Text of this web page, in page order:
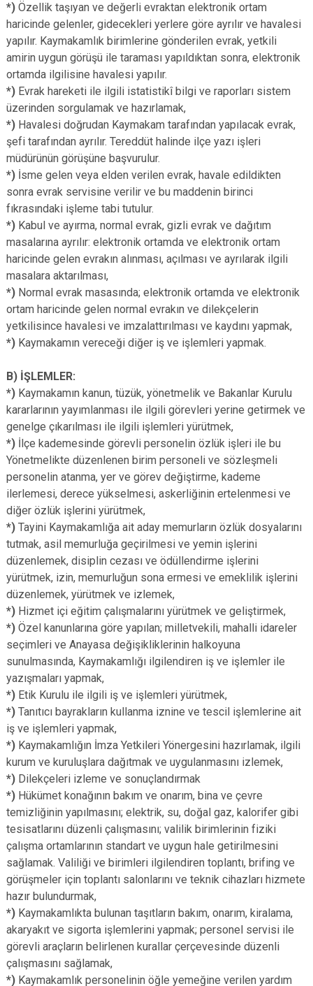
*) Özellik taşıyan ve değerli evraktan elektronik ortam
haricinde gelenler, gidecekleri yerlere göre ayrılır ve havalesi
yapılır. Kaymakamlık birimlerine gönderilen evrak, yetkili
amirin uygun görüşü ile taraması yapıldıktan sonra, elektronik
ortamda ilgilisine havalesi yapılır.
*) Evrak hareketi ile ilgili istatistikî bilgi ve raporları sistem
üzerinden sorgulamak ve hazırlamak,
*) Havalesi doğrudan Kaymakam tarafından yapılacak evrak,
şefi tarafından ayrılır. Tereddüt halinde ilçe yazı işleri
müdürünün görüşüne başvurulur.
*) İsme gelen veya elden verilen evrak, havale edildikten
sonra evrak servisine verilir ve bu maddenin birinci
fıkrasındaki işleme tabi tutulur.
*) Kabul ve ayırma, normal evrak, gizli evrak ve dağıtım
masalarına ayrılır: elektronik ortamda ve elektronik ortam
haricinde gelen evrakın alınması, açılması ve ayrılarak ilgili
masalara aktarılması,
*) Normal evrak masasında; elektronik ortamda ve elektronik
ortam haricinde gelen normal evrakın ve dilekçelerin
yetkilisince havalesi ve imzalattırılması ve kaydını yapmak,
*) Kaymakamın vereceği diğer iş ve işlemleri yapmak.
B) İŞLEMLER:
*) Kaymakamın kanun, tüzük, yönetmelik ve Bakanlar Kurulu
kararlarının yayımlanması ile ilgili görevleri yerine getirmek ve
genelge çıkarılması ile ilgili işlemleri yürütmek,
*) İlçe kademesinde görevli personelin özlük işleri ile bu
Yönetmelikte düzenlenen birim personeli ve sözleşmeli
personelin atanma, yer ve görev değiştirme, kademe
ilerlemesi, derece yükselmesi, askerliğinin ertelenmesi ve
diğer özlük işlerini yürütmek,
*) Tayini Kaymakamlığa ait aday memurların özlük dosyalarını
tutmak, asil memurluğa geçirilmesi ve yemin işlerini
düzenlemek, disiplin cezası ve ödüllendirme işlerini
yürütmek, izin, memurluğun sona ermesi ve emeklilik işlerini
düzenlemek, yürütmek ve izlemek,
*) Hizmet içi eğitim çalışmalarını yürütmek ve geliştirmek,
*) Özel kanunlarına göre yapılan; milletvekili, mahalli idareler
seçimleri ve Anayasa değişikliklerinin halkoyuna
sunulmasında, Kaymakamlığı ilgilendiren iş ve işlemler ile
yazışmaları yapmak,
*) Etik Kurulu ile ilgili iş ve işlemleri yürütmek,
*) Tanıtıcı bayrakların kullanma iznine ve tescil işlemlerine ait
iş ve işlemleri yapmak,
*) Kaymakamlığın İmza Yetkileri Yönergesini hazırlamak, ilgili
kurum ve kuruluşlara dağıtmak ve uygulanmasını izlemek,
*) Dilekçeleri izleme ve sonuçlandırmak
*) Hükümet konağının bakım ve onarım, bina ve çevre
temizliğinin yapılmasını; elektrik, su, doğal gaz, kalorifer gibi
tesisatlarını düzenli çalışmasını; valilik birimlerinin fiziki
çalışma ortamlarının standart ve uygun hale getirilmesini
sağlamak. Valiliği ve birimleri ilgilendiren toplantı, brifing ve
görüşmeler için toplantı salonlarını ve teknik cihazları hizmete
hazır bulundurmak,
*) Kaymakamlıkta bulunan taşıtların bakım, onarım, kiralama,
akaryakıt ve sigorta işlemlerini yapmak; personel servisi ile
görevli araçların belirlenen kurallar çerçevesinde düzenli
çalışmasını sağlamak,
*) Kaymakamlık personelinin öğle yemeğine verilen yardım